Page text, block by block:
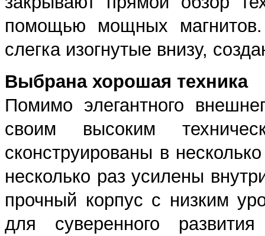
помощью мощных
слегка изогнутые внизу,
Выбрана хорошая техника
Помимо элегантного
своим высоким
сконструированы в
несколько раз усилены
прочный корпус с низким
для суверенного